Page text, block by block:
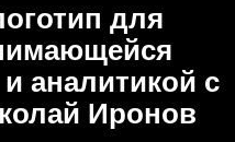
для
аналитикой с
Иронов